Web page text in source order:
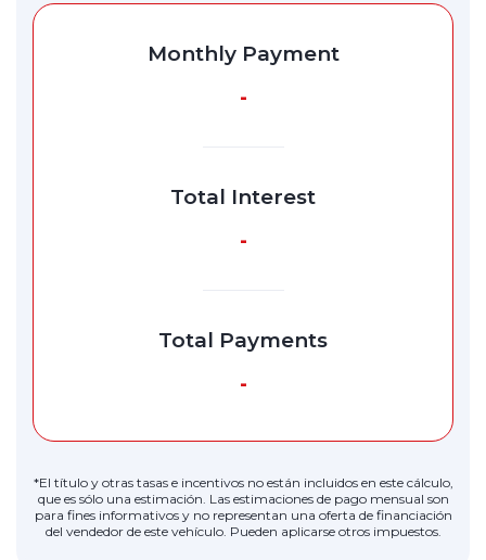
Monthly Payment
-
Total Interest
-
Total Payments
-
*El título y otras tasas e incentivos no están incluidos en este cálculo,
que es sólo una estimación. Las estimaciones de pago mensual son
para fines informativos y no representan una oferta de financiación
del vendedor de este vehículo. Pueden aplicarse otros impuestos.